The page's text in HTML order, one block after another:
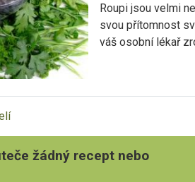
Roupi jsou velmi
svou přítomnost
váš osobní lékař
žádný recept nebo